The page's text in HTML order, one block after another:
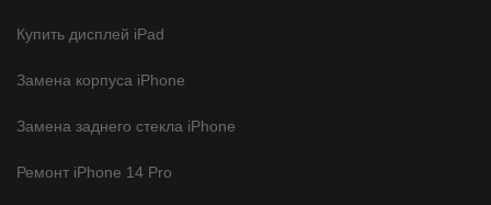
Купить дисплей iPad
Замена корпуса iPhone
Замена заднего стекла iPhone
Ремонт iPhone 14 Pro